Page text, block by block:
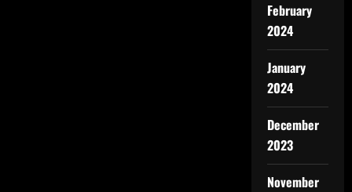
February
2024
January
2024
December
2023
November